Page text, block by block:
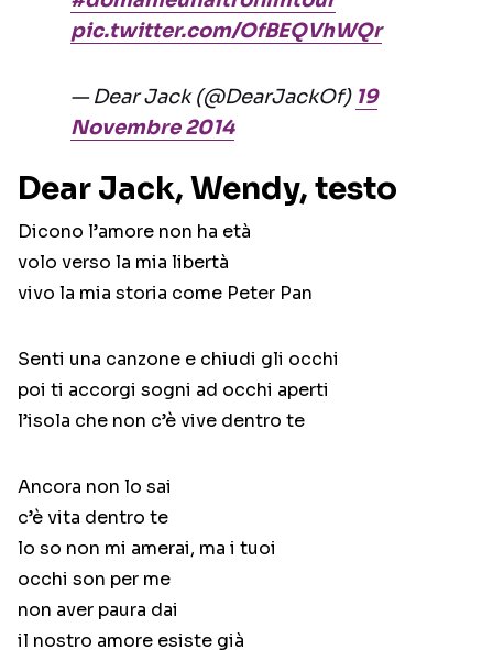
pic.twitter.com/OfBEQVhWQr
— Dear Jack (@DearJackOf) 19
Novembre 2014
Dear Jack, Wendy, testo
Dicono l’amore non ha età
volo verso la mia libertà
vivo la mia storia come Peter Pan
Senti una canzone e chiudi gli occhi
poi ti accorgi sogni ad occhi aperti
l’isola che non c’è vive dentro te
Ancora non lo sai
c’è vita dentro te
lo so non mi amerai, ma i tuoi
occhi son per me
non aver paura dai
il nostro amore esiste già